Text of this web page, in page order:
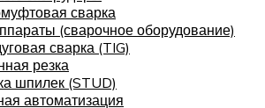
сварка
(сварочное оборудование)
сварка (TIG)
резка
шпилек (STUD)
автоматизация